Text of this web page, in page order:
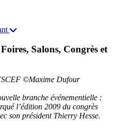
Salons, Congrès et
branche événementielle :
l’édition 2009 du congrès
son président Thierry Hesse.